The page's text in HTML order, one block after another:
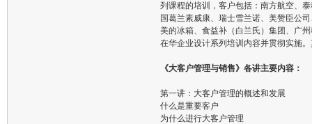
列课程的培训，客户包括：南方航空、
国葛兰素威康、瑞士雪兰诺、美赞臣公
美的冰箱、食益补（白兰氏）集团、广
在华企业设计系列培训内容并贯彻实施
《大客户管理与销售》各讲主要内容：
第一讲：大客户管理的概述和发展
什么是重要客户
为什么进行大客户管理